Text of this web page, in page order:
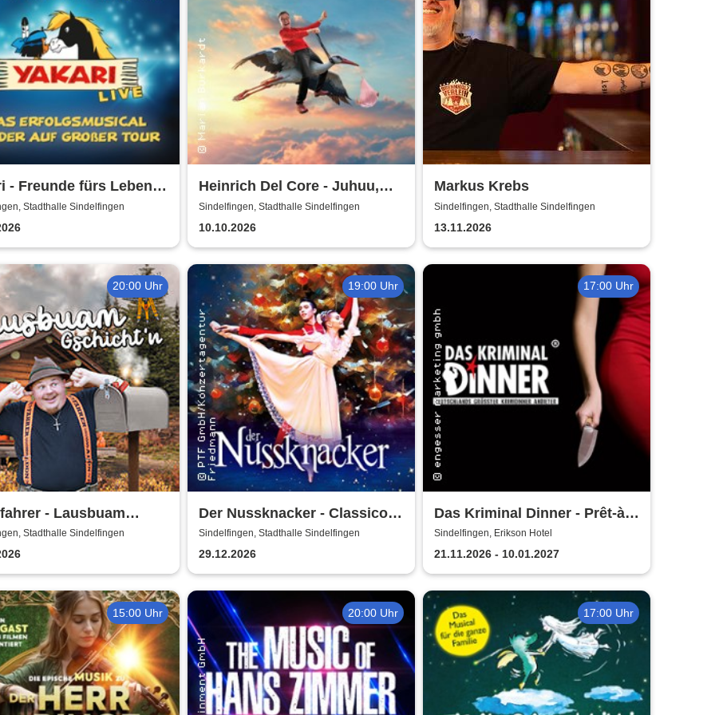
- Freunde fürs Leben -
für die ganze
Stadthalle Sindelfingen
Heinrich Del Core - Juhuu,
meine Frau wird Oma
Sindelfingen, Stadthalle Sindelfingen
10.10.2026
Markus Krebs
Sindelfingen, Stadthalle Sindelfingen
13.11.2026
20:00 Uhr
- Lausbuam
Stadthalle Sindelfingen
19:00 Uhr
Der Nussknacker - Classico
Ballet Napoli
Sindelfingen, Stadthalle Sindelfingen
29.12.2026
17:00 Uhr
Das Kriminal Dinner - Prêt-à-
morter - Der letzte Schrei
Sindelfingen, Erikson Hotel
21.11.2026 - 10.01.2027
15:00 Uhr 20:00 Uhr 17:00 Uhr